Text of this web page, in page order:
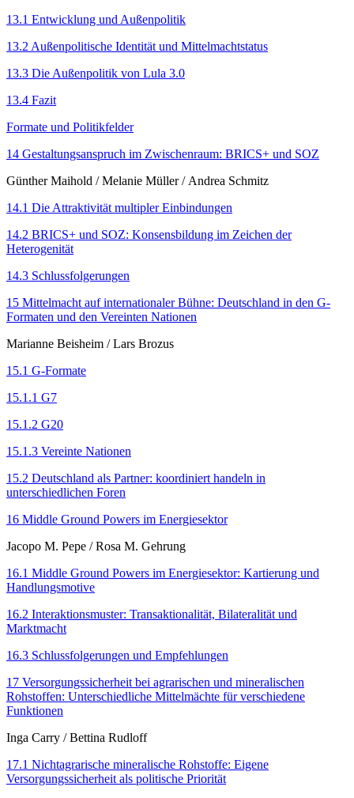
13.1 Entwicklung und Außenpolitik
13.2 Außenpolitische Identität und Mittelmachtstatus
13.3 Die Außenpolitik von Lula 3.0
13.4 Fazit
Formate und Politikfelder
14 Gestaltungsanspruch im Zwischenraum: BRICS+ und SOZ
Günther Maihold / Melanie Müller / Andrea Schmitz
14.1 Die Attraktivität multipler Einbindungen
14.2 BRICS+ und SOZ: Konsensbildung im Zeichen der
Heterogenität
14.3 Schlussfolgerungen
15 Mittelmacht auf internationaler Bühne: Deutschland in den G-
Formaten und den Vereinten Nationen
Marianne Beisheim / Lars Brozus
15.1 G-Formate
15.1.1 G7
15.1.2 G20
15.1.3 Vereinte Nationen
15.2 Deutschland als Partner: koordiniert handeln in
unterschiedlichen Foren
16 Middle Ground Powers im Energiesektor
Jacopo M. Pepe / Rosa M. Gehrung
16.1 Middle Ground Powers im Energiesektor: Kartierung und
Handlungsmotive
16.2 Interaktionsmuster: Transaktionalität, Bilateralität und
Marktmacht
16.3 Schlussfolgerungen und Empfehlungen
17 Versorgungssicherheit bei agrarischen und mineralischen
Rohstoffen: Unterschiedliche Mittelmächte für verschiedene
Funktionen
Inga Carry / Bettina Rudloff
17.1 Nichtagrarische mineralische Rohstoffe: Eigene
Versorgungssicherheit als politische Priorität